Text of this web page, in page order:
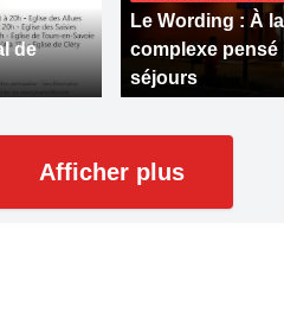
de
Le Wording : À
complexe
séjours
Afficher plus